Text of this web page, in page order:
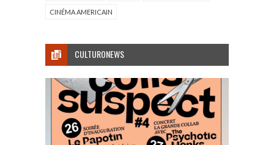
CINÉMA AMERICAIN
CULTURONEWS